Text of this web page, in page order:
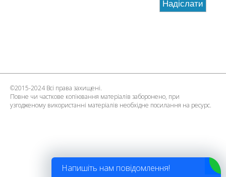
©2015-2024 Всі права захищені.
Повне чи часткове копіювання матеріалів заборонено, при
узгодженому використанні матеріалів необхідне посилання на ресурс.
Напишіть нам повідомлення!